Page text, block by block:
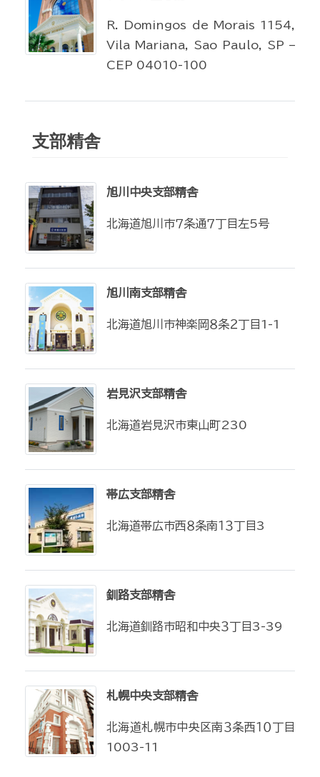
R. Domingos de Morais 1154,
Vila Mariana, Sao Paulo, SP –
CEP 04010-100
支部精舎
旭川中央支部精舎
北海道旭川市７条通７丁目左5号
旭川南支部精舎
北海道旭川市神楽岡８条２丁目1-1
岩見沢支部精舎
北海道岩見沢市東山町230
帯広支部精舎
北海道帯広市西８条南１３丁目3
釧路支部精舎
北海道釧路市昭和中央３丁目3-39
札幌中央支部精舎
北海道札幌市中央区南３条西１０丁目
1003-11